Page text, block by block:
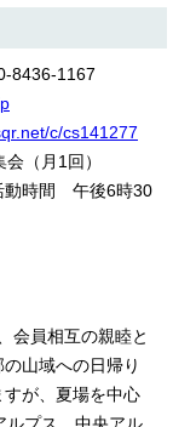
8436-1167
c/cs141277
（月1回）
動時間 午後6時30
会員相互の親睦と
山域への日帰り
が、夏場を中心